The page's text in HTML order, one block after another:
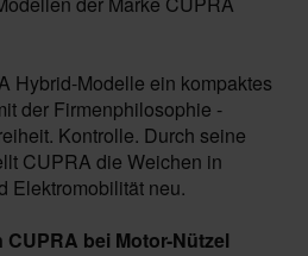
Hybrid-Modelle ein kompaktes
der Firmenphilosophie -
Kontrolle. Durch seine
CUPRA die Weichen in
Elektromobilität neu.
bei Motor-Nützel